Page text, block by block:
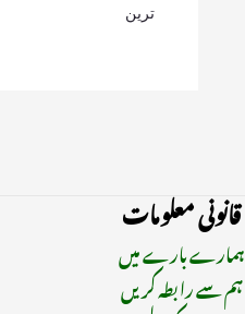
ترین
قانونی معلومات
ہمارے بارے میں
ہم سے رابطہ کریں